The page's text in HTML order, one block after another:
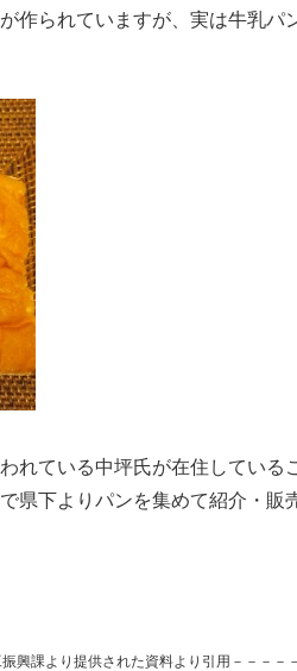
作られていますが、実は牛乳パ
れている中坪氏が在住している
県下よりパンを集めて紹介・販
興課より提供された資料より引用－－－－